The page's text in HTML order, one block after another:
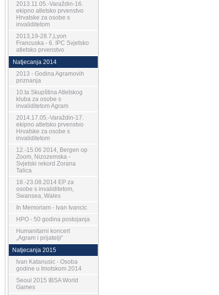
2013.11.05.-Varaždin-16.
ekipno atletsko prvenstvo
Hrvatske za osobe s
invaliditetom
2013,19-28.7,Lyon
Francuska - 6. IPC Svjetsko
atletsko prvenstvo
Natjecanja 2014
2013 - Godina Agramovih
priznanja
10.ta Skupština Atletskog
kluba za osobe s
invaliditetom Agram
2014.17.05.-Varaždin-17.
ekipno atletsko prvenstvo
Hrvatske za osobe s
invaliditetom
12.-15.06 2014, Bergen op
Zoom, Nizozemska -
Svjetski rekord Zorana
Talica
18.-23.08.2014 EP za
osobe s invaliditetom,
Swansea, Wales
In Memoriam - Ivan Ivancic
HPO - 50 godina postojanja
Humanitarni koncert
„Agram i prijatelji“
Natjecanja 2015
Ivan Katanusic - Osoba
godine u Imotskom 2014
Seoul 2015 IBSA World
Games